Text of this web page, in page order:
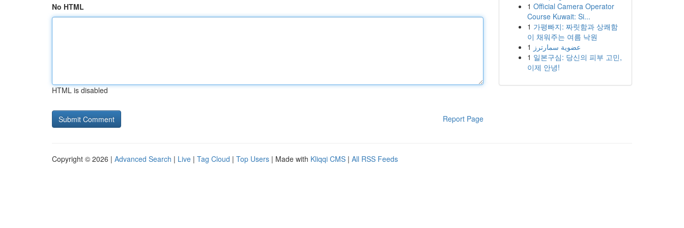
No HTML
HTML is disabled
Report Page
1 Official Camera Operator
Course Kuwait: Si...
1 가평빠지: 짜릿함과 상쾌함
이 채워주는 여름 낙원
1 عضوية سمارترز
1 일본구심: 당신의 피부 고민,
이제 안녕!
Copyright © 2026 | Advanced Search | Live | Tag Cloud | Top Users | Made with Kliqqi CMS | All RSS Feeds